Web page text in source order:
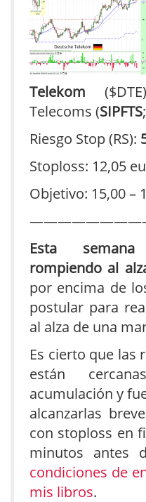
Telekom
Telecoms (SIPFTS
Riesgo Stop (RS):
Stoploss: 12,05
Objetivo: 15,00 –
Esta
rompiendo al
por encima de
postular para
al alza de una
Es cierto que las
están
acumulación y
alcanzarlas
con stoploss en
minutos antes
condiciones de
mis libros.